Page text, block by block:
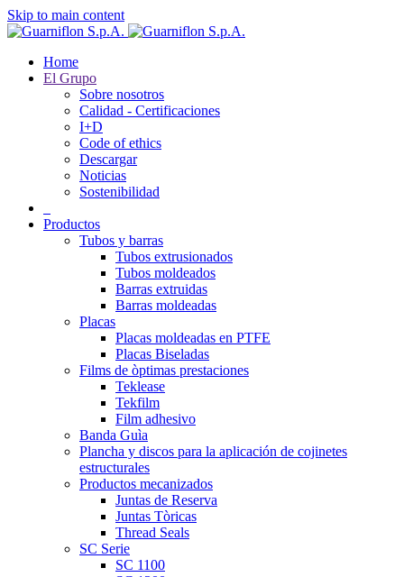
Skip to main content
Home
El Grupo
Sobre nosotros
Calidad - Certificaciones
I+D
Code of ethics
Descargar
Noticias
Sostenibilidad
Productos
Tubos y barras
Tubos extrusionados
Tubos moldeados
Barras extruidas
Barras moldeadas
Placas
Placas moldeadas en PTFE
Placas Biseladas
Films de òptimas prestaciones
Teklease
Tekfilm
Film adhesivo
Banda Guìa
Plancha y discos para la aplicación de cojinetes
estructurales
Productos mecanizados
Juntas de Reserva
Juntas Tòricas
Thread Seals
SC Serie
SC 1100